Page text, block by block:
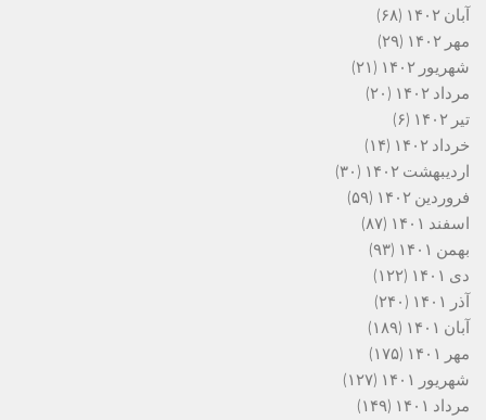
آبان ۱۴۰۲
(۶۸)
مهر ۱۴۰۲
(۲۹)
شهریور ۱۴۰۲
(۲۱)
مرداد ۱۴۰۲
(۲۰)
تیر ۱۴۰۲
(۶)
خرداد ۱۴۰۲
(۱۴)
اردیبهشت ۱۴۰۲
(۳۰)
فروردین ۱۴۰۲
(۵۹)
اسفند ۱۴۰۱
(۸۷)
بهمن ۱۴۰۱
(۹۳)
دی ۱۴۰۱
(۱۲۲)
آذر ۱۴۰۱
(۲۴۰)
آبان ۱۴۰۱
(۱۸۹)
مهر ۱۴۰۱
(۱۷۵)
شهریور ۱۴۰۱
(۱۲۷)
مرداد ۱۴۰۱
(۱۴۹)